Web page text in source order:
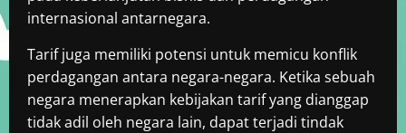
internasional antarnegara.
Tarif juga memiliki potensi untuk memicu konflik
perdagangan antara negara-negara. Ketika sebuah
negara menerapkan kebijakan tarif yang dianggap
tidak adil oleh negara lain, dapat terjadi tindak